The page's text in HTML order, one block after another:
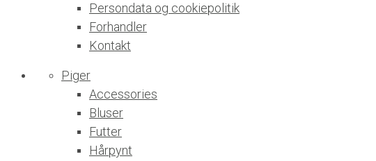
Persondata og cookiepolitik
Forhandler
Kontakt
Piger
Accessories
Bluser
Futter
Hårpynt